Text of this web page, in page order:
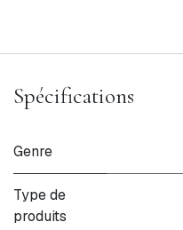
Spécifications
Genre
Type de
produits